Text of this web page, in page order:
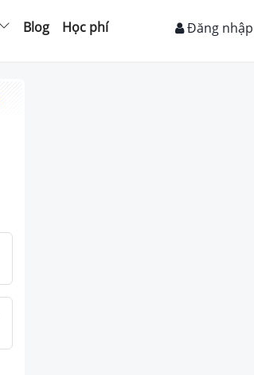
Blog Học phí Đăng nhập